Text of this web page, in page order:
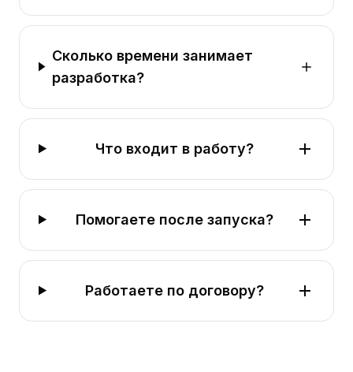
Сколько времени занимает
разработка?
Что входит в работу?
Помогаете после запуска?
Работаете по договору?